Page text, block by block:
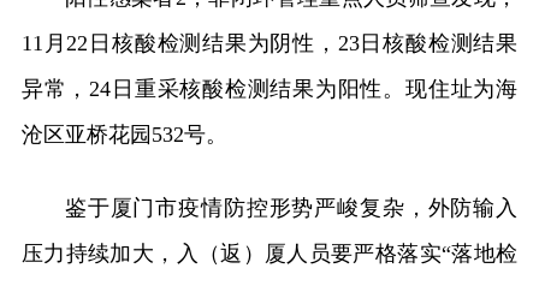
11月22日核酸检测结果为阴性，23日核酸检测结果
异常，24日重采核酸检测结果为阳性。现住址为海
沧区亚桥花园532号。
鉴于厦门市疫情防控形势严峻复杂，外防输入
压力持续加大，入（返）厦人员要严格落实“落地检